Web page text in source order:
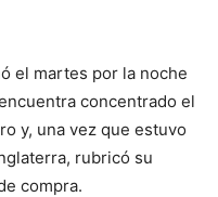
el martes por la noche
concentrado el
y, una vez que estuvo
rubricó su
compra.